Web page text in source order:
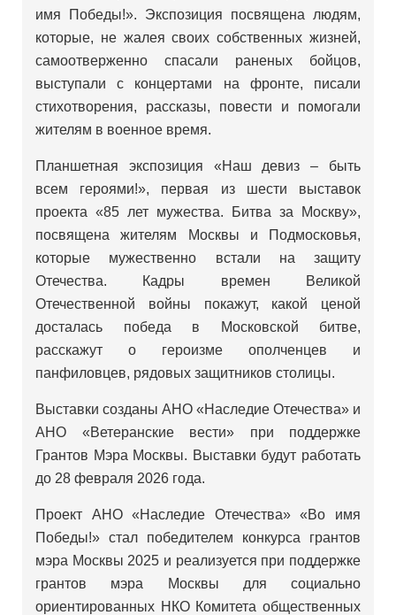
имя Победы!». Экспозиция посвящена людям,
которые, не жалея своих собственных жизней,
самоотверженно спасали раненых бойцов,
выступали с концертами на фронте, писали
стихотворения, рассказы, повести и помогали
жителям в военное время.
Планшетная экспозиция «Наш девиз – быть
всем героями!», первая из шести выставок
проекта «85 лет мужества. Битва за Москву»,
посвящена жителям Москвы и Подмосковья,
которые мужественно встали на защиту
Отечества. Кадры времен Великой
Отечественной войны покажут, какой ценой
досталась победа в Московской битве,
расскажут о героизме ополченцев и
панфиловцев, рядовых защитников столицы.
Выставки созданы АНО «Наследие Отечества» и
АНО «Ветеранские вести» при поддержке
Грантов Мэра Москвы. Выставки будут работать
до 28 февраля 2026 года.
Проект АНО «Наследие Отечества» «Во имя
Победы!» стал победителем конкурса грантов
мэра Москвы 2025 и реализуется при поддержке
грантов мэра Москвы для социально
ориентированных НКО Комитета общественных